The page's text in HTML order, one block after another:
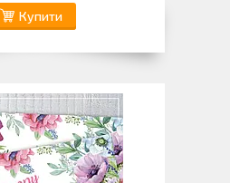
Купити